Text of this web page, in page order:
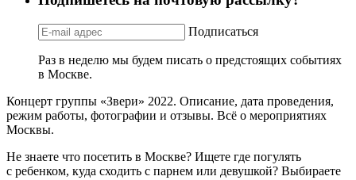
Подписаться
Раз в неделю мы будем писать о предстоящих событиях
в Москве.
Концерт группы «Звери» 2022. Описание, дата проведения,
режим работы, фотографии и отзывы. Всё о мероприятиях
Москвы.
Не знаете что посетить в Москве? Ищете где погулять
с ребенком, куда сходить с парнем или девушкой? Выбираете